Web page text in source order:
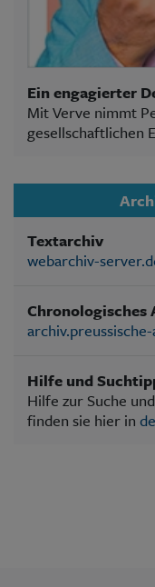
Ein engagierter
Mit Verve nimmt
gesellschaftlichen
Textarchiv
webarchiv-
Chronologisches
Hilfe und
Hilfe zur Suche
finden sie hier in